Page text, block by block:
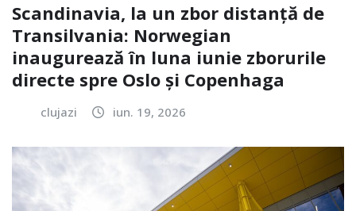
Scandinavia, la un zbor distanță de
Transilvania: Norwegian
inaugurează în luna iunie zborurile
directe spre Oslo și Copenhaga
clujazi iun. 19, 2026